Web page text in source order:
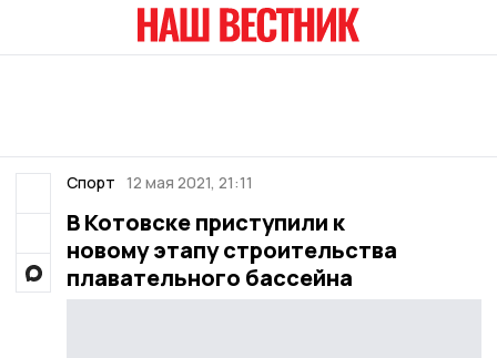
Спорт 12 мая 2021, 21:11
В Котовске приступили к
новому этапу строительства
плавательного бассейна